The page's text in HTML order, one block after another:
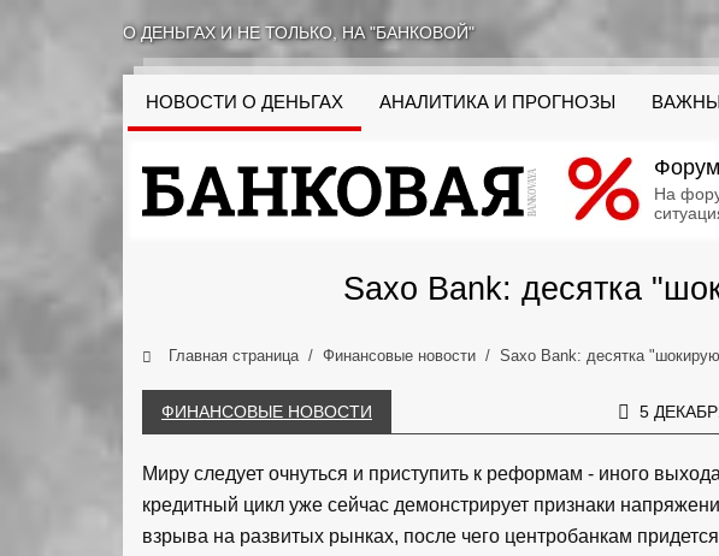
О ДЕНЬГАХ И НЕ ТОЛЬКО, НА "БАНКОВОЙ"
НОВОСТИ О ДЕНЬГАХ АНАЛИТИКА И ПРОГНОЗЫ
На
Saxo Bank: десятка
Главная страница Финансовые новости Saxo Bank: десятка
ФИНАНСОВЫЕ НОВОСТИ 5
Миру следует очнуться и приступить к реформам - иного
кредитный цикл уже сейчас демонстрирует признаки
взрыва на развитых рынках, после чего центробанкам